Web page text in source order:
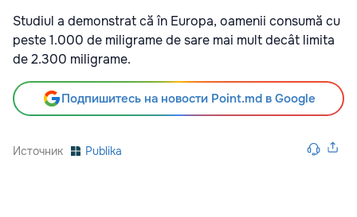
Studiul a demonstrat că în Europa, oamenii consumă cu
peste 1.000 de miligrame de sare mai mult decât limita
de 2.300 miligrame.
Подпишитесь на новости Point.md в Google
Источник Publika